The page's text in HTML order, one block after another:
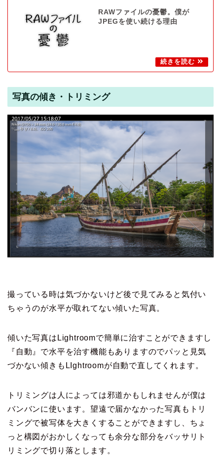
RAWファイルの憂鬱。僕が
JPEGを使い続ける理由
写真の傾き・トリミング
撮っている時は気づかないけど後で見てみると気付い
ちゃうのが水平が取れてない傾いた写真。
傾いた写真はLightroomで簡単に治すことができますし
『自動』で水平を治す機能もありますのでパッと見気
づかない傾きもLIghtroomが自動で直してくれます。
トリミングは人によっては邪道かもしれませんが僕は
バンバンに使います。望遠で届かなかった写真もトリ
ミングで被写体を大きくすることができますし、ちょ
っと構図がおかしくなっても余分な部分をバッサリト
リミングで切り落とします。